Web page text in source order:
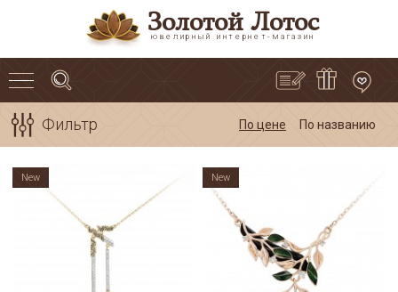
Золотой Лотос
ювелирный интернет-магазин
Фильтр По цене По названию
New New